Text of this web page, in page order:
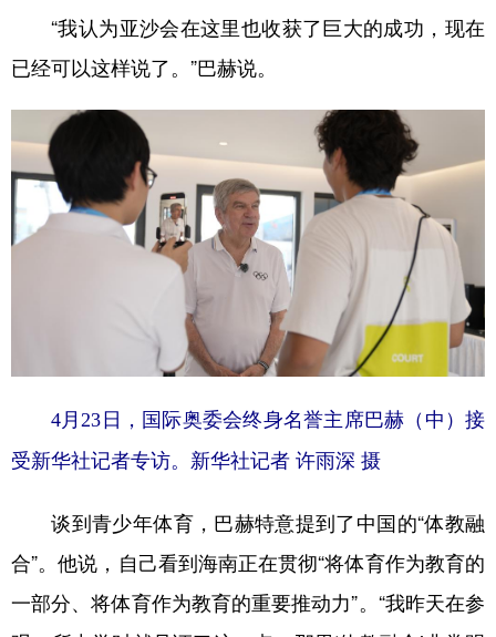
“我认为亚沙会在这里也收获了巨大的成功，现在
已经可以这样说了。”巴赫说。
4月23日，国际奥委会终身名誉主席巴赫（中）接
受新华社记者专访。新华社记者 许雨深 摄
谈到青少年体育，巴赫特意提到了中国的“体教融
合”。他说，自己看到海南正在贯彻“将体育作为教育的
一部分、将体育作为教育的重要推动力”。“我昨天在参